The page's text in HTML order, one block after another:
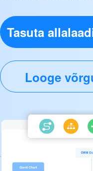
Tasuta
Looge